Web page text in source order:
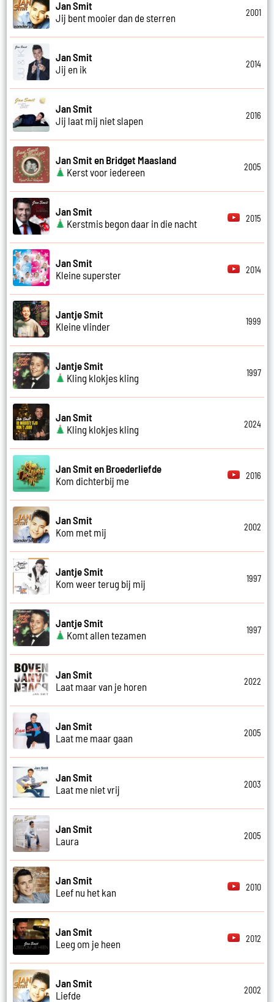
Jan Smit
Jij bent mooier dan de sterren
2001
Jan Smit
Jij en ik
2014
Jan Smit
Jij laat mij niet slapen
2016
Jan Smit en Bridget Maasland
Kerst voor iedereen
2005
Jan Smit
Kerstmis begon daar in die nacht
2015
Jan Smit
Kleine superster
2014
Jantje Smit
Kleine vlinder
1999
Jantje Smit
Kling klokjes kling
1997
Jan Smit
Kling klokjes kling
2024
Jan Smit en Broederliefde
Kom dichterbij me
2016
Jan Smit
Kom met mij
2002
Jantje Smit
Kom weer terug bij mij
1997
Jantje Smit
Komt allen tezamen
1997
Jan Smit
Laat maar van je horen
2022
Jan Smit
Laat me maar gaan
2005
Jan Smit
Laat me niet vrij
2003
Jan Smit
Laura
2005
Jan Smit
Leef nu het kan
2010
Jan Smit
Leeg om je heen
2012
Jan Smit
Liefde
2002